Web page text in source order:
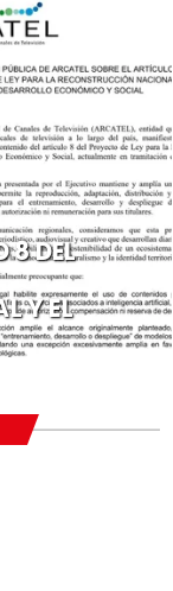
8 DEL
Y EL